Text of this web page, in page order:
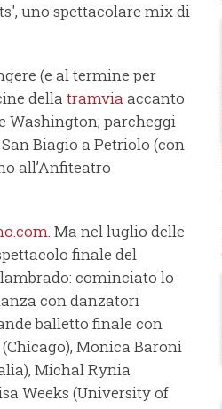
uno spettacolare mix di
(e al termine per
della tramvia accanto
Washington; parcheggi
Biagio a Petriolo (con
all’Anfiteatro
. Ma nel luglio delle
finale del
cominciato lo
con danzatori
balletto finale con
Monica Baroni
Michal Rynia
Weeks (University of